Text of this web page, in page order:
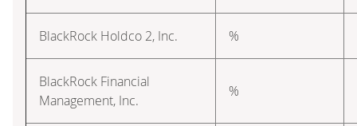
BlackRock Holdco 2, Inc. %
BlackRock Financial
Management, Inc.
%